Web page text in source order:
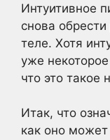
Интуитивное
снова
теле. Хотя
уже
что это такое
Итак, что
как оно